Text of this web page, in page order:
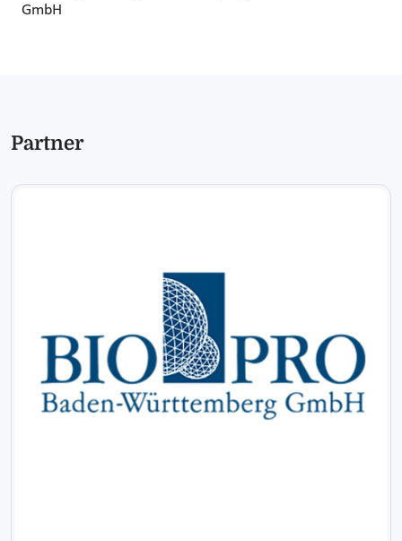
GmbH
Partner